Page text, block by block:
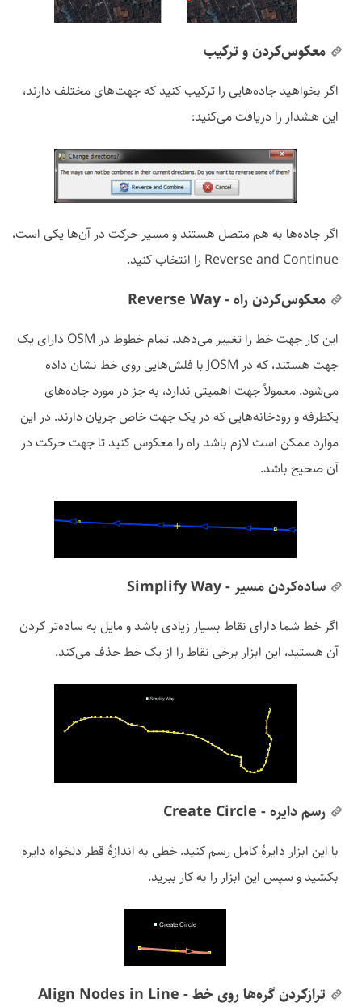
معکوس‌کردن و ترکیب
اگر بخواهید جاده‌هایی را ترکیب کنید که جهت‌های مختلف دارند،
این هشدار را دریافت می‌کنید:
اگر جاده‌ها به هم متصل هستند و مسیر حرکت در آن‌ها یکی است،
Reverse and Continue را انتخاب کنید.
معکوس‌کردن راه - Reverse Way
این کار جهت خط را تغییر می‌دهد. تمام خطوط در OSM دارای یک
جهت هستند، که در JOSM با فلش​‌هایی روی خط نشان داده
می‌شود. معمولاً جهت اهمیتی ندارد، به جز در مورد جاده‌های
یکطرفه و رودخانه‌هایی که در یک جهت خاص جریان دارند. در این
موارد ممکن است لازم باشد راه را معکوس کنید تا جهت حرکت در
آن صحیح باشد.
ساده‌کردن مسیر - Simplify Way
اگر خط شما دارای نقاط بسیار زیادی باشد و مایل به ساده‌تر کردن
آن هستید، این ابزار برخی نقاط را از یک خط حذف می‌کند.
رسم دایره - Create Circle
با این ابزار دایرهٔ کامل رسم کنید. خطی به اندازهٔ قطر دلخواه دایره
بکشید و سپس این ابزار را به کار ببرید.
ترازکردن گره‌ها روی خط - Align Nodes in Line